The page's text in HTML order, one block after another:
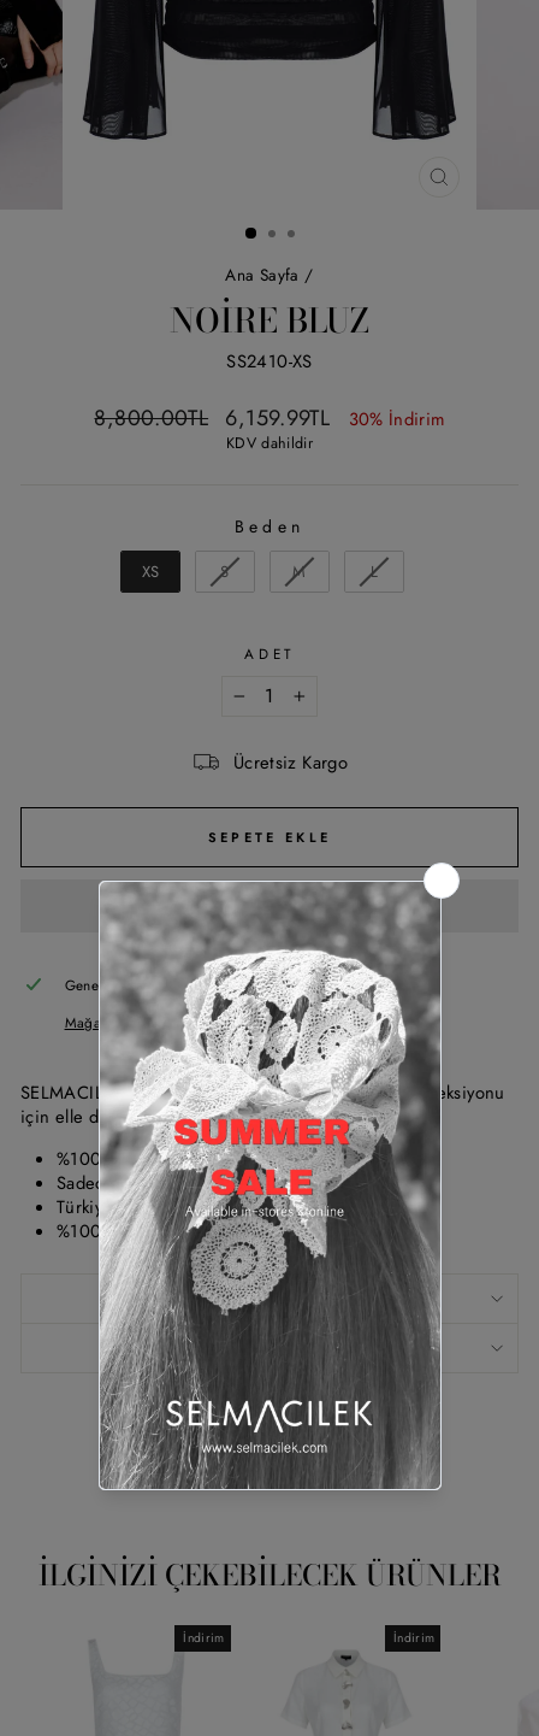
Ana Sayfa /
NOIRE BLUZ
SS2410-XS
Liste
8,800.00TL
İndirimli
fiyat
6,159.99TL 30% İndirim
KDV dahildir
Beden
XS S M L
ADET
+
Ücretsiz Kargo
SEPETE EKLE
Genelde +5 gün içinde hazır olur
Mağaza bilgisi görüntüle
SELMACILEK Siyah Tül Uzun Kollu Bluz FW25/26 koleksiyonu
için elle dikilmiştir.
%100 Polyester
Sadece kuru temizleme yapınız.
Türkiye'de üretilmiştir.
%100 yerli üretimdir.
ÖLÇÜ TABLOSU
KUMAŞ BILGISI
Pinle
Pinterest'te
İLGINIZI ÇEKEBİLECEK ÜRÜNLER
İndirim İndirim